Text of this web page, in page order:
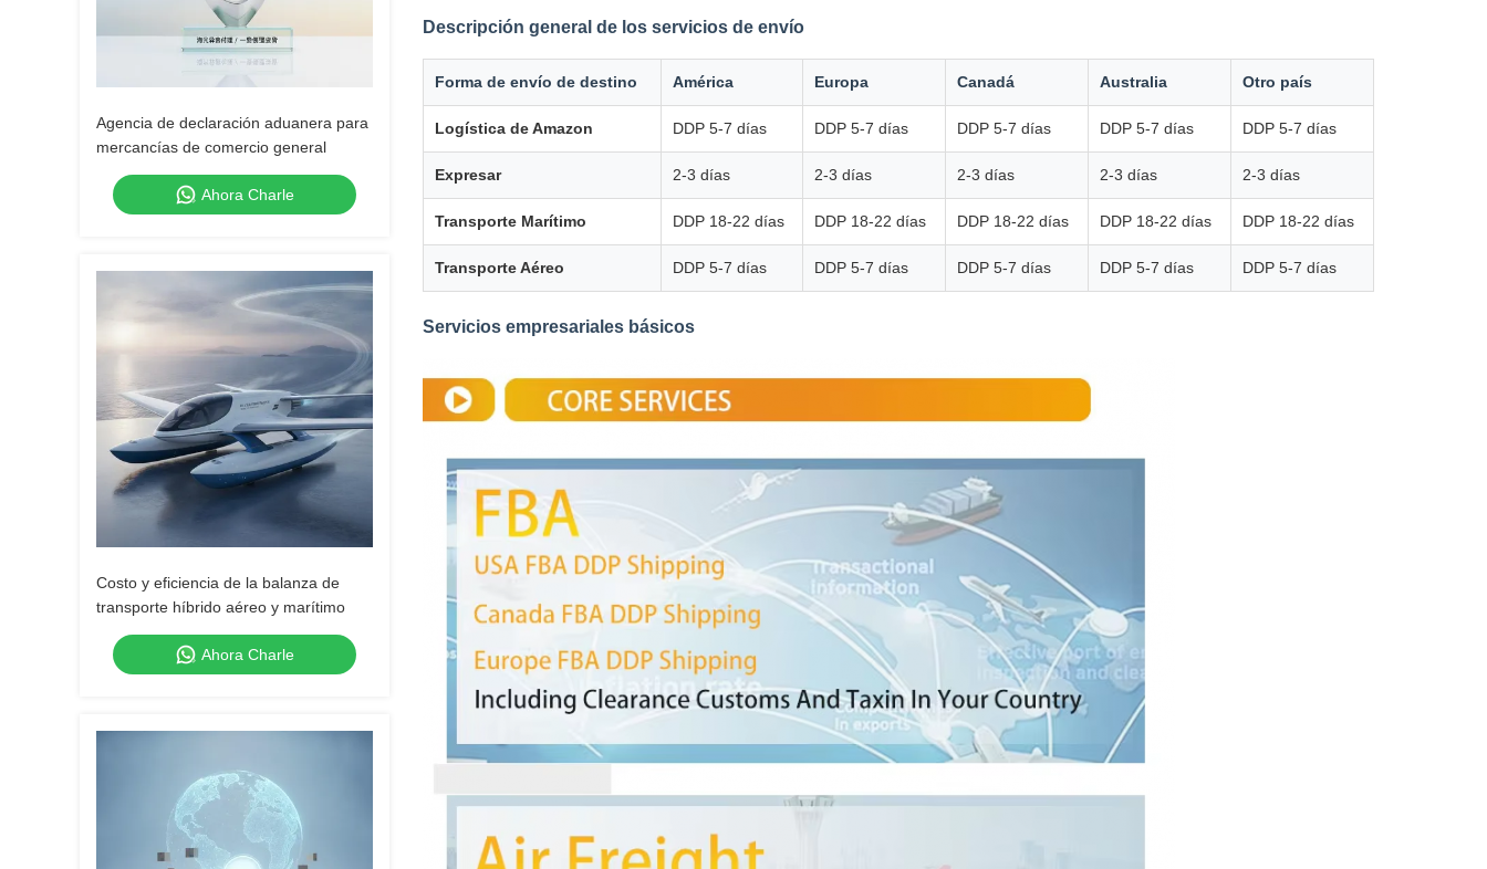
Agencia de declaración aduanera para
mercancías de comercio general
Ahora Charle
Costo y eficiencia de la balanza de
transporte híbrido aéreo y marítimo
Ahora Charle
Descripción general de los servicios de envío
Forma de envío de destino América Europa Canadá Australia Otro país
Logística de Amazon DDP 5-7 días DDP 5-7 días DDP 5-7 días DDP 5-7 días DDP 5-7 días
Expresar 2-3 días 2-3 días 2-3 días 2-3 días 2-3 días
Transporte Marítimo DDP 18-22 días DDP 18-22 días DDP 18-22 días DDP 18-22 días DDP 18-22 días
Transporte Aéreo DDP 5-7 días DDP 5-7 días DDP 5-7 días DDP 5-7 días DDP 5-7 días
Servicios empresariales básicos